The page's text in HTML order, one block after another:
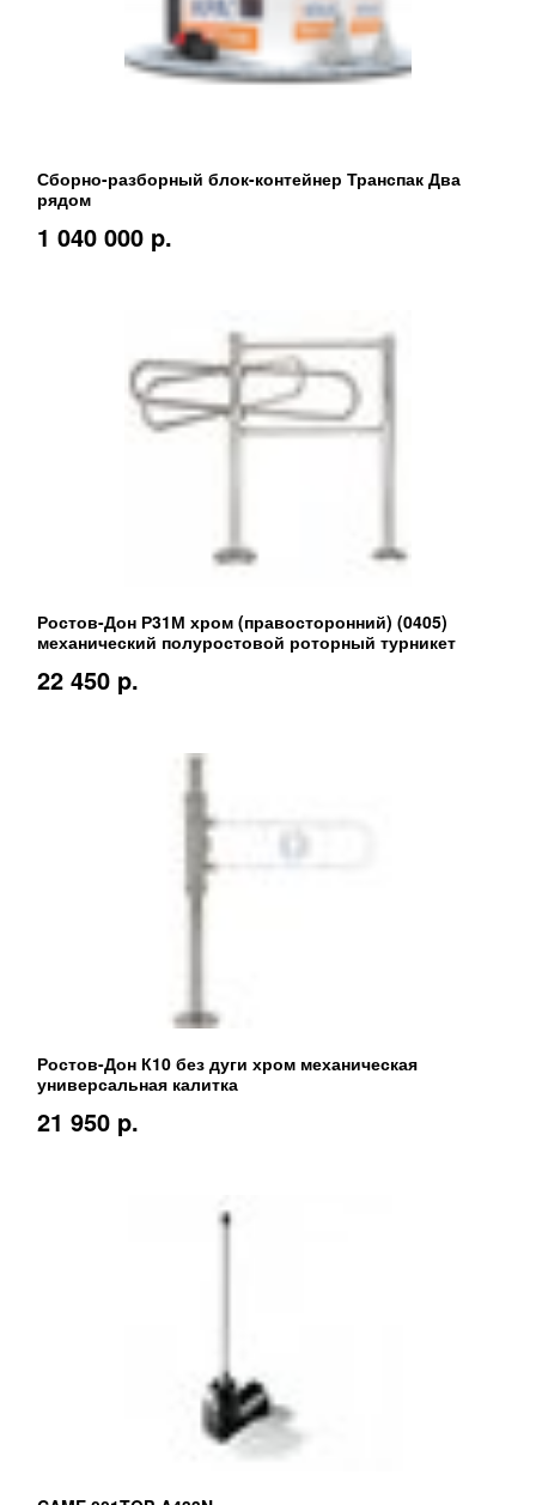
Сборно-разборный блок-контейнер Транспак Два
рядом
1 040 000 p.
Ростов-Дон Р31М хром (правосторонний) (0405)
механический полуростовой роторный турникет
22 450 p.
Ростов-Дон К10 без дуги хром механическая
универсальная калитка
21 950 p.